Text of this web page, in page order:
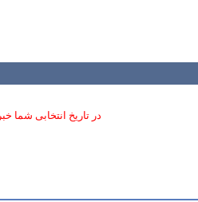
در تاريخ انتخابی